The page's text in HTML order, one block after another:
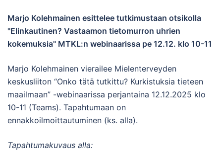
Marjo Kolehmainen esittelee tutkimustaan otsikolla
"Elinkautinen? Vastaamon tietomurron uhrien
kokemuksia" MTKL:n webinaarissa pe 12.12. klo 10-11
Marjo Kolehmainen vierailee Mielenterveyden
keskusliiton “Onko tätä tutkittu? Kurkistuksia tieteen
maailmaan” -webinaarissa perjantaina 12.12.2025 klo
10-11 (Teams). Tapahtumaan on
ennakkoilmoittautuminen (ks. alla).
Tapahtumakuvaus alla: